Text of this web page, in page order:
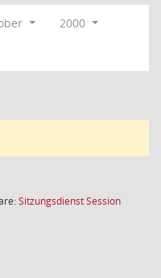
2000
SitzungsdienstSession(Wird in